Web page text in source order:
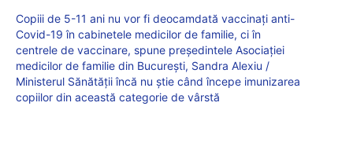
Copiii de 5-11 ani nu vor fi deocamdată vaccinați anti-
Covid-19 în cabinetele medicilor de familie, ci în
centrele de vaccinare, spune președintele Asociației
medicilor de familie din București, Sandra Alexiu /
Ministerul Sănătății încă nu știe când începe imunizarea
copiilor din această categorie de vârstă